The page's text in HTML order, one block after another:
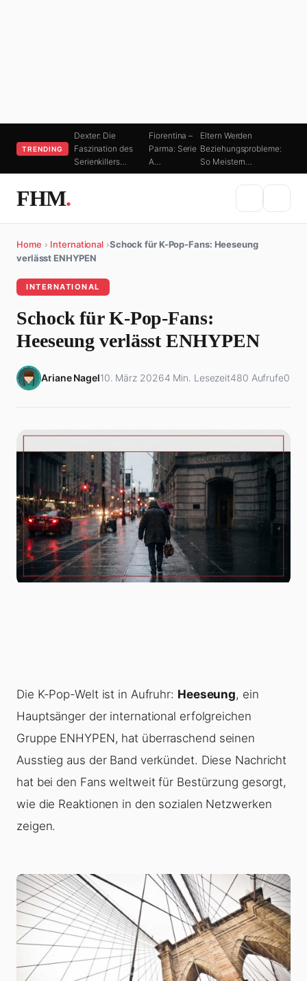
TRENDING
Dexter: Die
Faszination des
Serienkillers…
Fiorentina –
Parma: Serie
A…
Eltern Werden
Beziehungsprobleme:
So Meistern…
FHM.
Home › International ›Schock für K-Pop-Fans: Heeseung
verlässt ENHYPEN
INTERNATIONAL
Schock für K-Pop-Fans:
Heeseung verlässt ENHYPEN
Ariane Nagel10. März 20264 Min. Lesezeit480 Aufrufe0
Die K-Pop-Welt ist in Aufruhr: Heeseung, ein
Hauptsänger der international erfolgreichen
Gruppe ENHYPEN, hat überraschend seinen
Ausstieg aus der Band verkündet. Diese Nachricht
hat bei den Fans weltweit für Bestürzung gesorgt,
wie die Reaktionen in den sozialen Netzwerken
zeigen.